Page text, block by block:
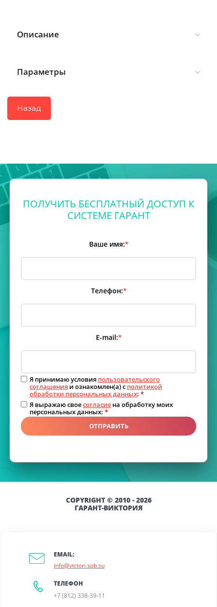
Описание
Параметры
Назад
ПОЛУЧИТЬ БЕСПЛАТНЫЙ ДОСТУП К
СИСТЕМЕ ГАРАНТ
Ваше имя:*
Телефон:*
E-mail:*
Я принимаю условия пользовательского
соглашения и ознакомлен(а) с политикой
обработки персональных данных: *
Я выражаю своесогласие на обработку моих
персональных данных: *
ОТПРАВИТЬ
COPYRIGHT © 2010 - 2026
ГАРАНТ-ВИКТОРИЯ
EMAIL:
info@victori.spb.su
ТЕЛЕФОН
+7 (812) 338-39-11